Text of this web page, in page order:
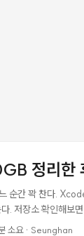
정리한
순간 꽉 찬다.
. 저장소 확인해보
구가 있지만 연 9
소요· Seunghan